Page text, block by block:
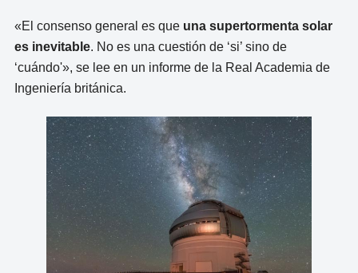
«El consenso general es que una supertormenta solar
es inevitable. No es una cuestión de ‘si’ sino de
‘cuándo'», se lee en un informe de la Real Academia de
Ingeniería británica.